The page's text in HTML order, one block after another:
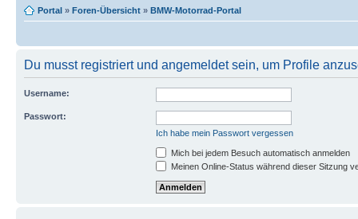
Portal » Foren-Übersicht » BMW-Motorrad-Portal
Du musst registriert und angemeldet sein, um Profile
Username:
Passwort:
Ich habe mein Passwort vergessen
Mich bei jedem Besuch automatisch anmelden
Meinen Online-Status während dieser Sitzung